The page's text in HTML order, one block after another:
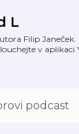
L
Filip Janeček.
v aplikaci